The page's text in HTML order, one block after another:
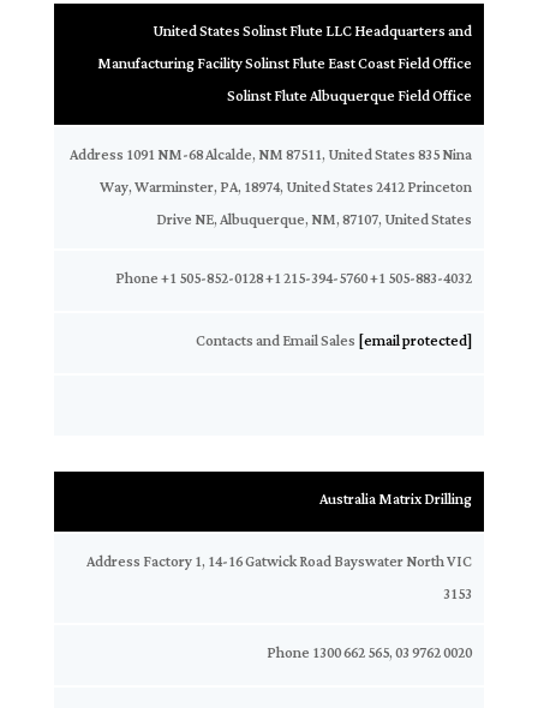
United States Solinst Flute LLC Headquarters and
Manufacturing Facility Solinst Flute East Coast Field Office
Solinst Flute Albuquerque Field Office
Address 1091 NM-68 Alcalde, NM 87511, United States 835 Nina
Way, Warminster, PA, 18974, United States 2412 Princeton
Drive NE, Albuquerque, NM, 87107, United States
Phone +1 505-852-0128 +1 215-394-5760 +1 505-883-4032
Contacts and Email Sales[email protected]
Australia Matrix Drilling
Address Factory 1, 14-16 Gatwick Road Bayswater North VIC
3153
Phone 1300 662 565, 03 9762 0020